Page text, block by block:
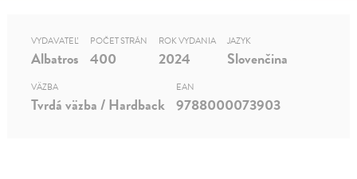
VYDAVATEĽ
Albatros
POČET STRÁN
400
ROK VYDANIA
2024
JAZYK
Slovenčina
VÄZBA
Tvrdá väzba / Hardback
EAN
9788000073903